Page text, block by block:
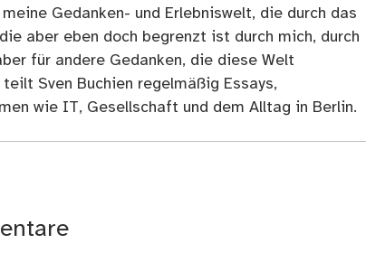
Gedanken- und Erlebniswelt, die durch das
aber eben doch begrenzt ist durch mich, durch
für andere Gedanken, die diese Welt
Sven Buchien regelmäßig Essays,
wie IT, Gesellschaft und dem Alltag in Berlin.